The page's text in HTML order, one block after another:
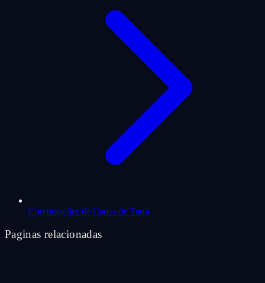
Combinações de Cartas de Tarot
Paginas relacionadas